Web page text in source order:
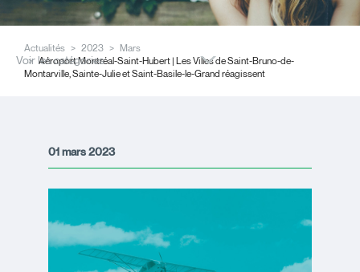
Actualités 2023
Mars
Aéroport Montréal-Saint-Hubert | Les Villes de Saint-Bruno-de-
Montarville, Sainte-Julie et Saint-Basile-le-Grand réagissent
Voir les catégories
01 mars 2023